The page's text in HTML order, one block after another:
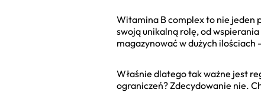
Witamina B complex to nie jeden
swoją unikalną rolę, od
magazynować w dużych
Właśnie dlatego tak ważne jest
ograniczeń? Zdecydowanie nie.